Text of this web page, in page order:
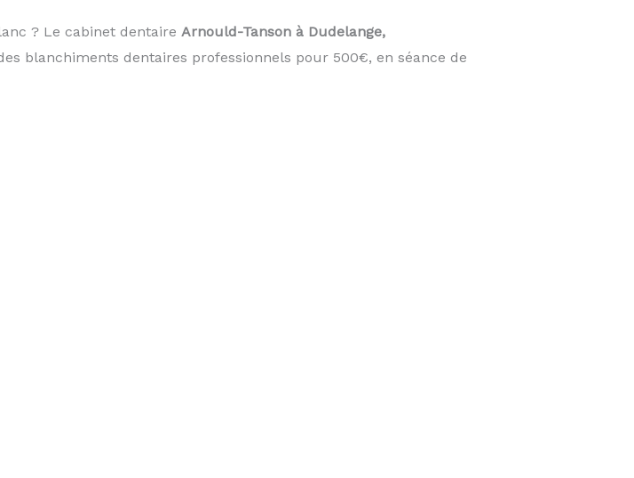
? Le cabinet dentaire Arnould-Tanson à Dudelange,
blanchiments dentaires professionnels pour 500€, en séance de